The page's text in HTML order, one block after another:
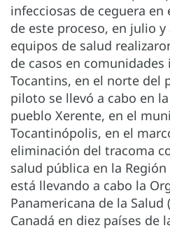
infecciosas de ceguera
de este proceso, en julio
equipos de salud
de casos en comunidades
Tocantins, en el norte del
piloto se llevó a cabo en
pueblo Xerente, en el
Tocantinópolis, en el
eliminación del tracoma
salud pública en la
está llevando a cabo la
Panamericana de la Salud
Canadá en diez países de